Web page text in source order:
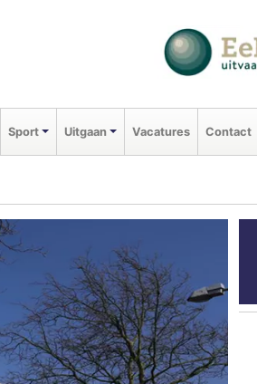
Sport Uitgaan Vacatures Contact